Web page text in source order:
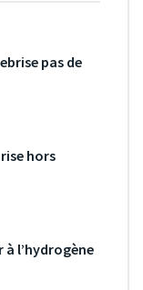
pas de
hors
l’hydrogène